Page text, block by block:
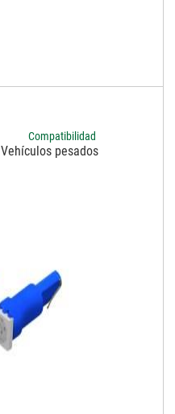
Compatibilidad
Vehículos pesados